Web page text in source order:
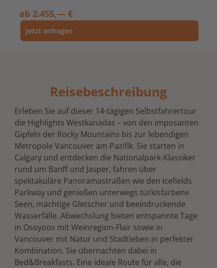
ab 2.455,— €
Jetzt anfragen
Reisebeschreibung
Erleben Sie auf dieser 14-tägigen Selbstfahrertour
die Highlights Westkanadas – von den imposanten
Gipfeln der Rocky Mountains bis zur lebendigen
Metropole Vancouver am Pazifik. Sie starten in
Calgary und entdecken die Nationalpark-Klassiker
rund um Banff und Jasper, fahren über
spektakuläre Panoramastraßen wie den Icefields
Parkway und genießen unterwegs türkisfarbene
Seen, mächtige Gletscher und beeindruckende
Wasserfälle. Abwechslung bieten entspannte Tage
in Osoyoos mit Weinregion-Flair sowie in
Vancouver mit Natur und Stadtleben in perfekter
Kombination. Sie übernachten dabei in
Bed&Breakfasts. Eine ideale Route für alle, die